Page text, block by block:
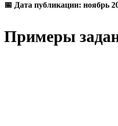
📅 Дата публикации: ноябрь
Примеры